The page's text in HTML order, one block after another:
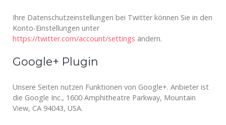
Ihre Datenschutzeinstellungen bei Twitter können Sie in den
Konto-Einstellungen unter
https://twitter.com/account/settings ändern.
Google+ Plugin
Unsere Seiten nutzen Funktionen von Google+. Anbieter ist
die Google Inc., 1600 Amphitheatre Parkway, Mountain
View, CA 94043, USA.